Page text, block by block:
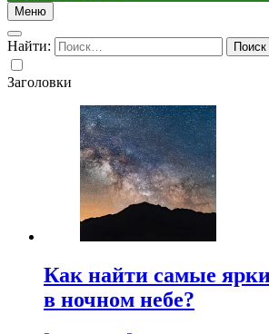
Меню
Найти:
Заголовки
Как найти самые
в ночном небе?